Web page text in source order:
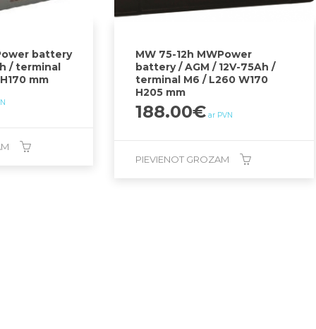
battery
/ terminal
mm
MW 75-12h MWPower
battery / AGM / 12V-75Ah /
terminal M6 / L260 W170
H205 mm
188.00€ ar PVN
PIEVIENOT GROZAM